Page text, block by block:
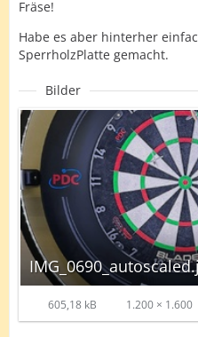
Fräse!
Habe es aber hinterher
SperrholzPlatte gemacht.
Bilder
605,18 kB 1.200 × 1.600